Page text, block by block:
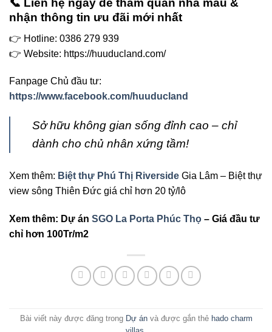
📞 Liên hệ ngay để tham quan nhà mẫu &
nhận thông tin ưu đãi mới nhất
👉 Hotline: 0386 279 939
👉 Website: https://huuducland.com/
Fanpage Chủ đầu tư:
https://www.facebook.com/huuducland
Sở hữu không gian sống đỉnh cao – chỉ
dành cho chủ nhân xứng tầm!
Xem thêm: Biệt thự Phú Thị Riverside Gia Lâm – Biệt thự
view sông Thiên Đức giá chỉ hơn 20 tỷ/lô
Xem thêm: Dự án SGO La Porta Phúc Thọ – Giá đầu tư
chỉ hơn 100Tr/m2
Bài viết này được đăng trong Dự ánvà được gắn thẻ hado charm